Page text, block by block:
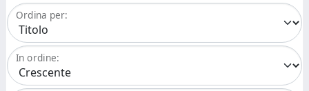
Ordina per:
In ordine: